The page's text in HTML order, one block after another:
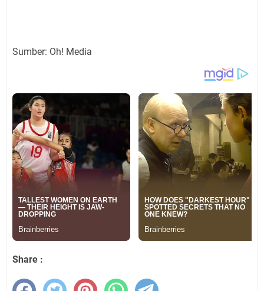
Sumber: Oh! Media
Share :